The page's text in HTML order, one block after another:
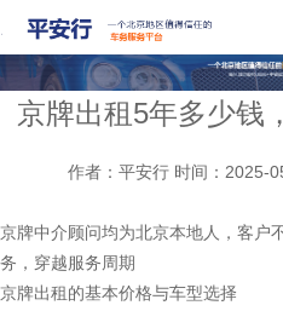
京牌出租5年多少钱
作者：平安行 时间：2025-
京牌中介顾问均为北京本地人，客户
务，穿越服务周期
京牌出租的基本价格与车型选择